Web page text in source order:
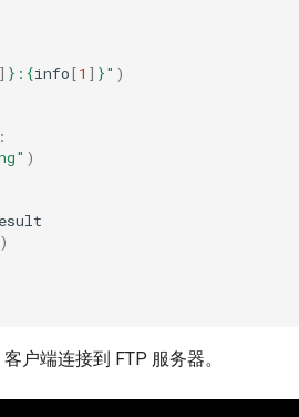
] } : {info[1 ] }" )
:
)
)
户端连接到 FTP 服务器。